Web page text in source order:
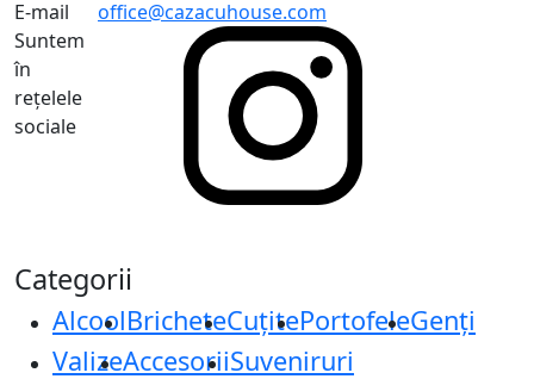
E-mail
office@cazacuhouse.com
Suntem
în
rețelele
sociale
Categorii
AlcoolBricheteCuțitePortofeleGenți
ValizeAccesoriiSuveniruri